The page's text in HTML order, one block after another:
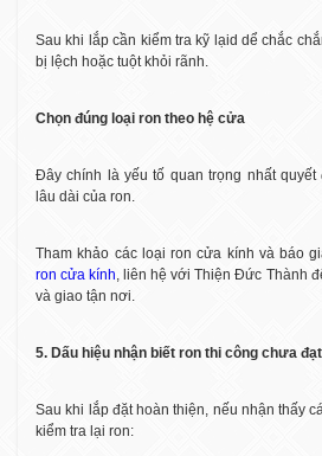
Sau khi lắp cần kiểm tra kỹ lạid dể chắc
bị lệch hoặc tuột khỏi rãnh.
Chọn đúng loại ron theo hệ cửa
Đây chính là yếu tố quan trọng nhất
lâu dài của ron.
Tham khảo các loại ron cửa kính và báo
ron cửa kính, liên hệ với Thiện Đức Thành
và giao tận nơi.
5. Dấu hiệu nhận biết ron thi công chưa đạt
Sau khi lắp đặt hoàn thiện, nếu nhận thấy
kiểm tra lại ron: